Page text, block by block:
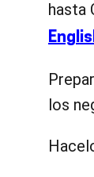
hasta
los